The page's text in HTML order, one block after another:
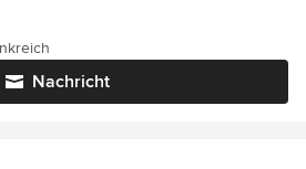
Nachricht